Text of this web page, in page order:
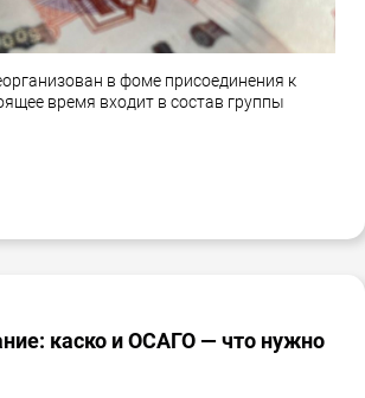
в фоме присоединения к
время входит в состав группы
каско и ОСАГО — что нужно